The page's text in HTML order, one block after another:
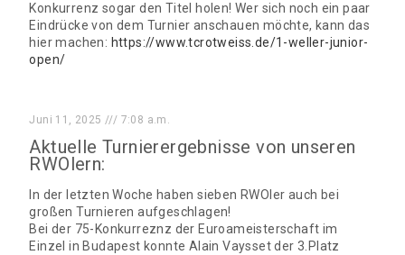
Konkurrenz sogar den Titel holen! Wer sich noch ein paar
Eindrücke von dem Turnier anschauen möchte, kann das
hier machen: https://www.tcrotweiss.de/1-weller-junior-
open/
Juni 11, 2025 7:08 a.m.
Aktuelle Turnierergebnisse von unseren
RWOlern:
In der letzten Woche haben sieben RWOler auch bei
großen Turnieren aufgeschlagen!
Bei der 75-Konkurreznz der Euroameisterschaft im
Einzel in Budapest konnte Alain Vaysset der 3.Platz